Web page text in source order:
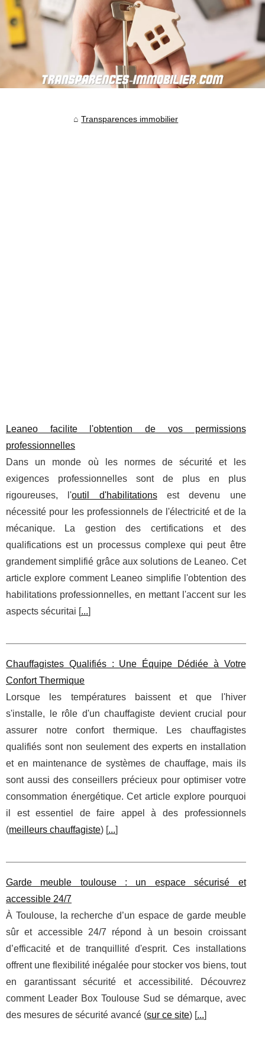
Transparences immobilier
Leaneo facilite l'obtention de vos permissions
professionnelles
Dans un monde où les normes de sécurité et les
exigences professionnelles sont de plus en plus
rigoureuses, l'outil d'habilitationsest devenu une
nécessité pour les professionnels de l'électricité et de la
mécanique. La gestion des certifications et des
qualifications est un processus complexe qui peut être
grandement simplifié grâce aux solutions de Leaneo. Cet
article explore comment Leaneo simplifie l'obtention des
habilitations professionnelles, en mettant l'accent sur les
aspects sécuritai [...]
Chauffagistes Qualifiés : Une Équipe Dédiée à Votre
Confort Thermique
Lorsque les températures baissent et que l'hiver
s'installe, le rôle d'un chauffagiste devient crucial pour
assurer notre confort thermique. Les chauffagistes
qualifiés sont non seulement des experts en installation
et en maintenance de systèmes de chauffage, mais ils
sont aussi des conseillers précieux pour optimiser votre
consommation énergétique. Cet article explore pourquoi
il est essentiel de faire appel à des professionnels
(meilleurs chauffagiste) [...]
Garde meuble toulouse : un espace sécurisé et
accessible 24/7
À Toulouse, la recherche d’un espace de garde meuble
sûr et accessible 24/7 répond à un besoin croissant
d’efficacité et de tranquillité d'esprit. Ces installations
offrent une flexibilité inégalée pour stocker vos biens, tout
en garantissant sécurité et accessibilité. Découvrez
comment Leader Box Toulouse Sud se démarque, avec
des mesures de sécurité avancé (sur ce site) [...]